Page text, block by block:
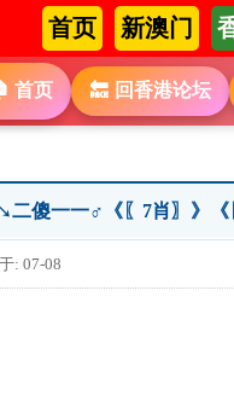
首页 新澳门
首页 🔙 回香港论坛
傻一一♂《〖7肖〗》《
: 07-08